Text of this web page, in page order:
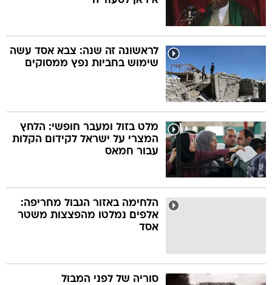
לראשונה זה שנה: צבא אסד עשה
שימוש בחביות נפץ ממסוקים
מלט בזול ומעבר חופשי: הלחץ
המצרי על ישראל לקידום הקלות
עבור חמאס
הלחימה באזור הגבול מחריפה:
אלפים נמלטו מהפצצות משטר
אסד
סוריה של לפני המבול